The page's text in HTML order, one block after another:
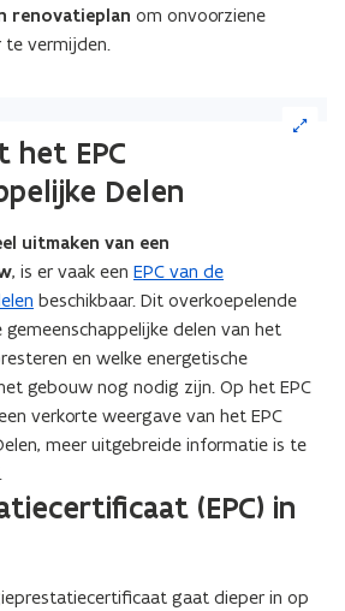
renovatieplan om onvoorziene
te vermijden.
het EPC
Delen
uitmaken van een
, is er vaak een EPC van de
beschikbaar. Dit overkoepelende
gemeenschappelijke delen van het
en welke energetische
gebouw nog nodig zijn. Op het EPC
verkorte weergave van het EPC
meer uitgebreide informatie is te
(EPC) in
gaat dieper in op